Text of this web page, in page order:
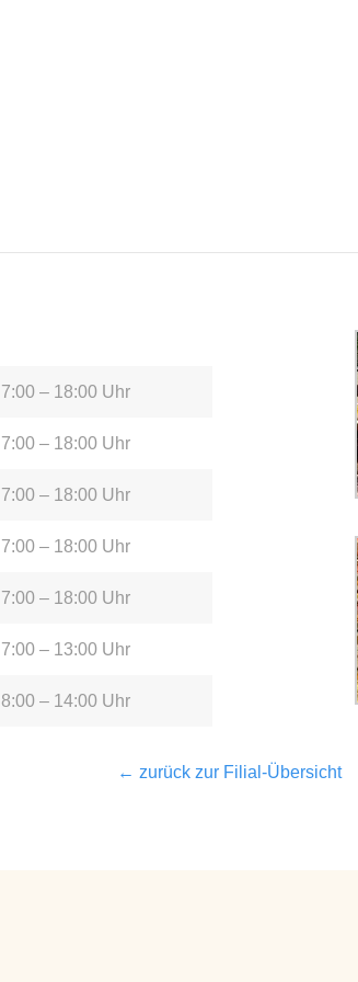
7:00 – 18:00 Uhr
7:00 – 18:00 Uhr
7:00 – 18:00 Uhr
7:00 – 18:00 Uhr
7:00 – 18:00 Uhr
7:00 – 13:00 Uhr
8:00 – 14:00 Uhr
← zurück zur Filial-Übersicht